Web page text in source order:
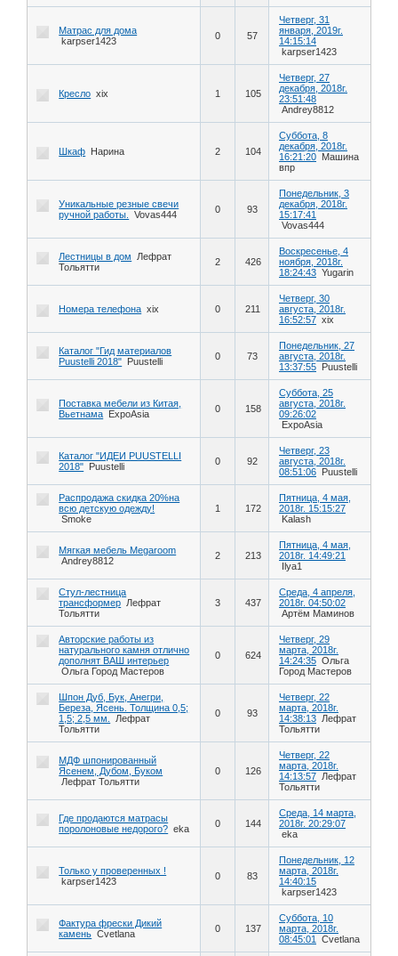
Матрас для дома
karpser1423
0 57
Четверг, 31
января, 2019г.
14:15:14
karpser1423
Кресло xix 1 105
Четверг, 27
декабря, 2018г.
23:51:48
Andrey8812
Шкаф Нарина 2 104
Суббота, 8
декабря, 2018г.
16:21:20 Машина
впр
Уникальные резные свечи
ручной работы.
Vovas444 0 93
Понедельник, 3
декабря, 2018г.
15:17:41
Vovas444
Лестницы в дом
Лефрат
Тольятти
2 426
Воскресенье, 4
ноября, 2018г.
18:24:43 Yugarin
Номера телефона xix 0 211
Четверг, 30
августа, 2018г.
16:52:57 xix
Каталог "Гид материалов
Puustelli 2018" Puustelli 0 73
Понедельник, 27
августа, 2018г.
13:37:55 Puustelli
Поставка мебели из Китая,
Вьетнама ExpoAsia 0 158
Суббота, 25
августа, 2018г.
09:26:02
ExpoAsia
Каталог "ИДЕИ PUUSTELLI
2018" Puustelli 0 92
Четверг, 23
августа, 2018г.
08:51:06 Puustelli
Распродажа скидка 20%на
всю детскую одежду!
Smoke
1 172
Пятница, 4 мая,
2018г. 15:15:27
Kalash
Мягкая мебель Megaroom
Andrey8812
2 213
Пятница, 4 мая,
2018г. 14:49:21
Ilya1
Стул-лестница
трансформер Лефрат
Тольятти
3 437
Среда, 4 апреля,
2018г. 04:50:02
Артём Маминов
Авторские работы из
натурального камня отлично
дополнят ВАШ интерьер
Ольга Город Мастеров
0 624
Четверг, 29
марта, 2018г.
14:24:35 Ольга
Город Мастеров
Шпон Дуб, Бук, Анегри,
Береза, Ясень. Толщина 0,5;
1,5; 2,5 мм.
Лефрат
Тольятти
0 93
Четверг, 22
марта, 2018г.
14:38:13 Лефрат
Тольятти
МДФ шпонированный
Ясенем, Дубом, Буком
Лефрат Тольятти
0 126
Четверг, 22
марта, 2018г.
14:13:57 Лефрат
Тольятти
Где продаются матрасы
поролоновые недорого? eka 0 144
Среда, 14 марта,
2018г. 20:29:07
eka
Только у проверенных !
karpser1423
0 83
Понедельник, 12
марта, 2018г.
14:40:15
karpser1423
Фактура фрески Дикий
камень Cvetlana 0 137
Суббота, 10
марта, 2018г.
08:45:01
Cvetlana